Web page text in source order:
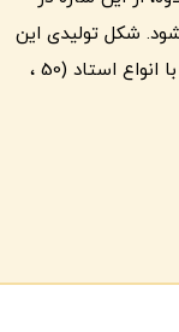
شکل تولیدی این
پروفیل U شکل بوده و در اندازه های متناظر با انواع استاد (50 ،